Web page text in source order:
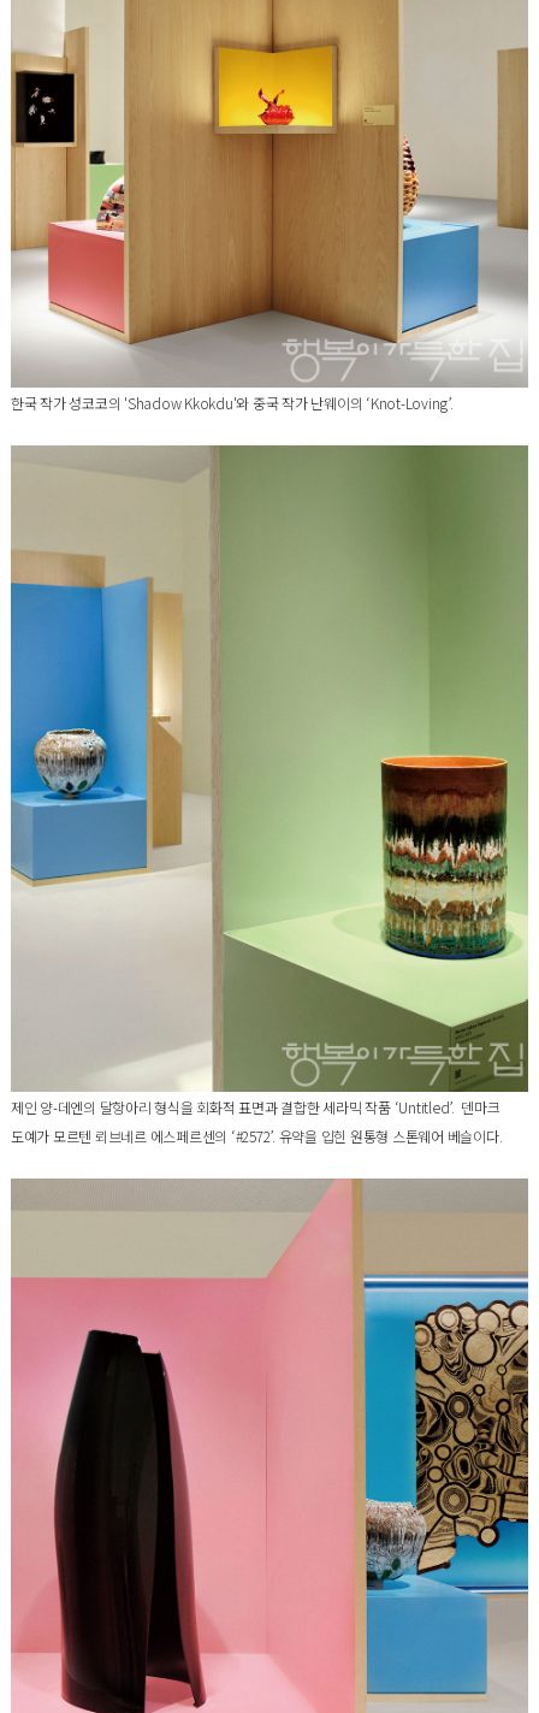
한국 작가 성코코의 'Shadow Kkokdu'와 중국 작가 난웨이의 ‘Knot-Loving’.
제인 양-데엔의 달항아리 형식을 회화적 표면과 결합한 세라믹 작품 ‘Untitled’. 덴마크
도예가 모르텐 뢰브네르 에스페르센의 ‘#2572’. 유약을 입힌 원통형 스톤웨어 베슬이다.